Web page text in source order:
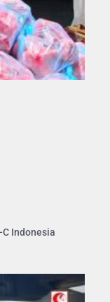
Indonesia